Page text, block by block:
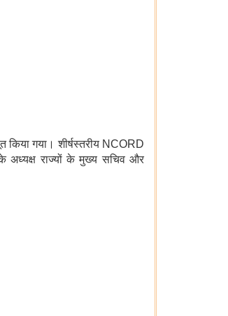
गया। शीर्षस्तरीय NCORD
अध्यक्ष राज्यों के मुख्य सचिव और